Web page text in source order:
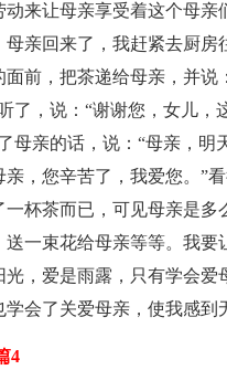
来让母亲享受着这个母亲
母亲回来了，我赶紧去厨
面前，把茶递给母亲，并
了，说：“谢谢您，女儿
母亲的话，说：“母亲，
亲，您辛苦了，我爱您。”
一杯茶而已，可见母亲是
送一束花给母亲等等。我要
光，爱是雨露，只有学会
会了关爱母亲，使我感到
4